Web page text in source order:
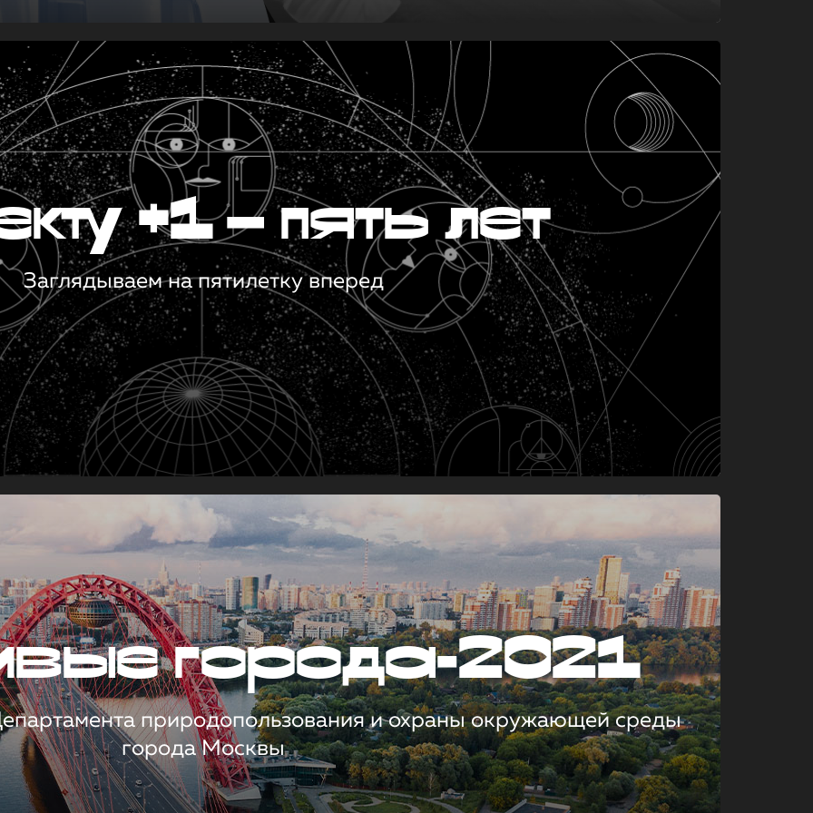
+1 — пять лет
Заглядываем на пятилетку вперед
города-2021
природопользования и охраны окружающей среды
города Москвы